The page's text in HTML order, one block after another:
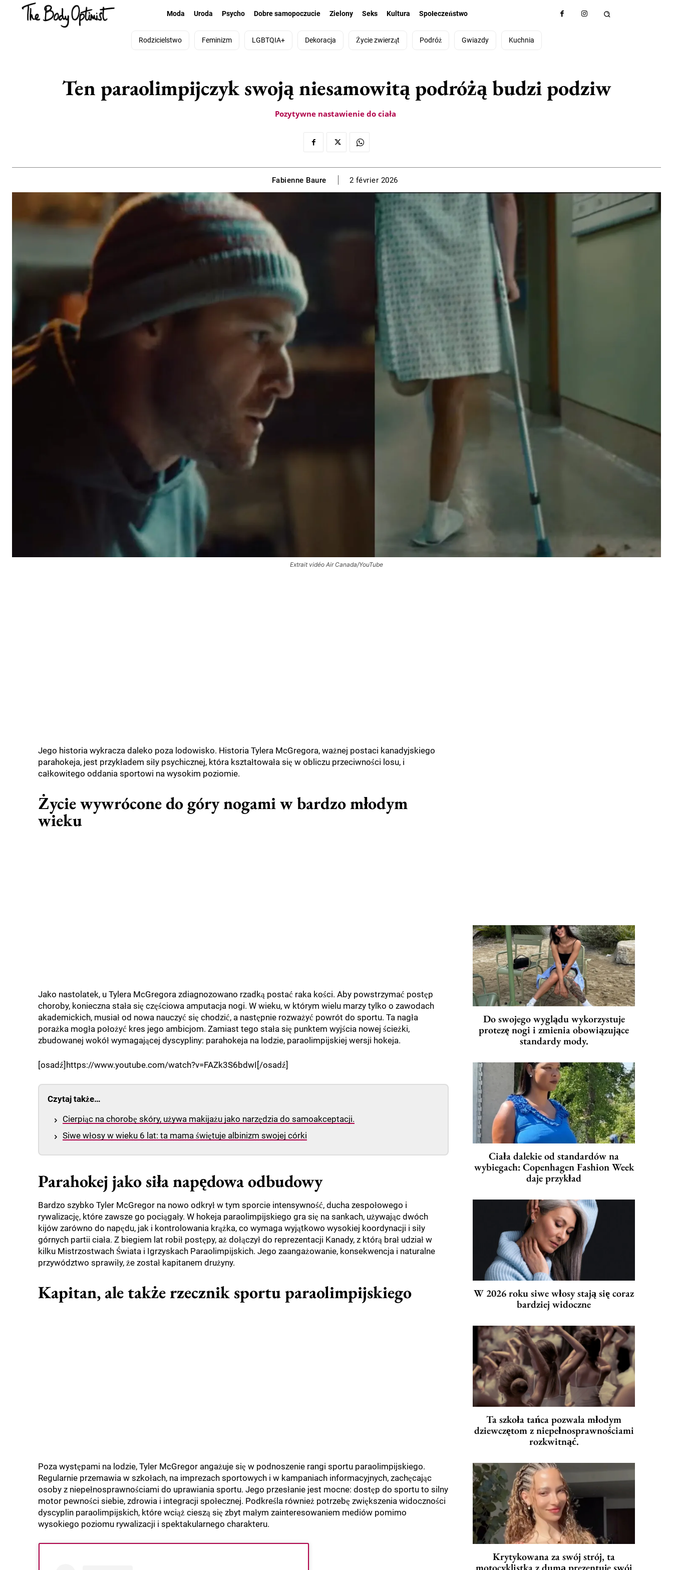
Moda Uroda Psycho Dobre samopoczucie Zielony Seks Kultura Społeczeństwo
Rodzicielstwo Feminizm LGBTQIA+ Dekoracja Życie zwierząt Podróż Gwiazdy Kuchnia
Ten paraolimpijczyk swoją niesamowitą podróżą budzi podziw
Pozytywne nastawienie do ciała
Fabienne Baure 2 février 2026
Extrait vidéo Air Canada/YouTube
Jego historia wykracza daleko poza lodowisko. Historia Tylera McGregora, ważnej postaci kanadyjskiego
parahokeja, jest przykładem siły psychicznej, która kształtowała się w obliczu przeciwności losu, i
całkowitego oddania sportowi na wysokim poziomie.
Życie wywrócone do góry nogami w bardzo młodym
wieku
Jako nastolatek, u Tylera McGregora zdiagnozowano rzadką postać raka kości. Aby powstrzymać postęp
choroby, konieczna stała się częściowa amputacja nogi. W wieku, w którym wielu marzy tylko o zawodach
akademickich, musiał od nowa nauczyć się chodzić, a następnie rozważyć powrót do sportu. Ta nagła
porażka mogła położyć kres jego ambicjom. Zamiast tego stała się punktem wyjścia nowej ścieżki,
zbudowanej wokół wymagającej dyscypliny: parahokeja na lodzie, paraolimpijskiej wersji hokeja.
[osadź]https://www.youtube.com/watch?v=FAZk3S6bdwI[/osadź]
Czytaj także…
Cierpiąc na chorobę skóry, używa makijażu jako narzędzia do samoakceptacji.
Siwe włosy w wieku 6 lat: ta mama świętuje albinizm swojej córki
Parahokej jako siła napędowa odbudowy
Bardzo szybko Tyler McGregor na nowo odkrył w tym sporcie intensywność, ducha zespołowego i
rywalizację, które zawsze go pociągały. W hokeja paraolimpijskiego gra się na sankach, używając dwóch
kijów zarówno do napędu, jak i kontrolowania krążka, co wymaga wyjątkowo wysokiej koordynacji i siły
górnych partii ciała. Z biegiem lat robił postępy, aż dołączył do reprezentacji Kanady, z którą brał udział w
kilku Mistrzostwach Świata i Igrzyskach Paraolimpijskich. Jego zaangażowanie, konsekwencja i naturalne
przywództwo sprawiły, że został kapitanem drużyny.
Kapitan, ale także rzecznik sportu paraolimpijskiego
Poza występami na lodzie, Tyler McGregor angażuje się w podnoszenie rangi sportu paraolimpijskiego.
Regularnie przemawia w szkołach, na imprezach sportowych i w kampaniach informacyjnych, zachęcając
osoby z niepełnosprawnościami do uprawiania sportu. Jego przesłanie jest mocne: dostęp do sportu to silny
motor pewności siebie, zdrowia i integracji społecznej. Podkreśla również potrzebę zwiększenia widoczności
dyscyplin paraolimpijskich, które wciąż cieszą się zbyt małym zainteresowaniem mediów pomimo
wysokiego poziomu rywalizacji i spektakularnego charakteru.
Do swojego wyglądu wykorzystuje
protezę nogi i zmienia obowiązujące
standardy mody.
Ciała dalekie od standardów na
wybiegach: Copenhagen Fashion Week
daje przykład
W 2026 roku siwe włosy stają się coraz
bardziej widoczne
Ta szkoła tańca pozwala młodym
dziewczętom z niepełnosprawnościami
rozkwitnąć.
Krytykowana za swój strój, ta